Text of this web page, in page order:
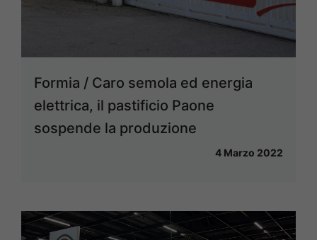
Formia / Caro semola ed energia
elettrica, il pastificio Paone
sospende la produzione
4 Marzo 2022